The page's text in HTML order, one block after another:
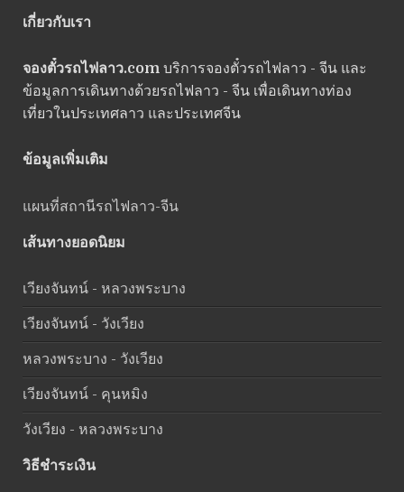
เกี่ยวกับเรา
จองตั๋วรถไฟลาว.com บริการจองตั๋วรถไฟลาว - จีน และ
ข้อมูลการเดินทางด้วยรถไฟลาว - จีน เพื่อเดินทางท่อง
เที่ยวในประเทศลาว และประเทศจีน
ข้อมูลเพิ่มเติม
แผนที่สถานีรถไฟลาว-จีน
เส้นทางยอดนิยม
เวียงจันทน์ - หลวงพระบาง
เวียงจันทน์ - วังเวียง
หลวงพระบาง - วังเวียง
เวียงจันทน์ - คุนหมิง
วังเวียง - หลวงพระบาง
วิธีชำระเงิน